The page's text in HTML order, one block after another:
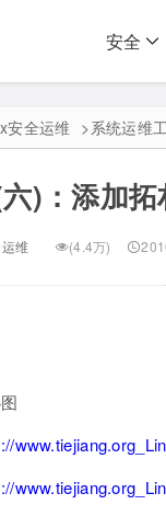
安全
安全运维 >系统运维
)：添加
维 (4.4万)